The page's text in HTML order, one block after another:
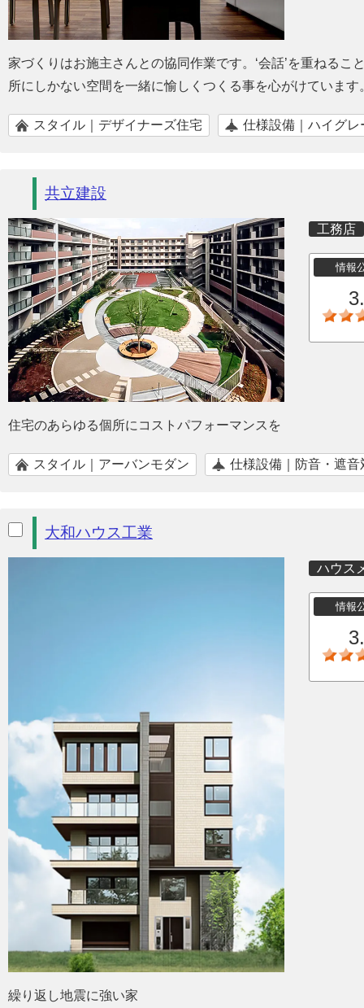
家づくりはお施主さんとの協同作業です。‘会話’を重ねる
所にしかない空間を一緒に愉しくつくる事を心がけています
スタイル｜デザイナーズ住宅 仕様設備｜ハイグレ
共立建設
工務店
情報
住宅のあらゆる個所にコストパフォーマンスを
スタイル｜アーバンモダン 仕様設備｜防音・遮音
大和ハウス工業
ハウス
情報
繰り返し地震に強い家